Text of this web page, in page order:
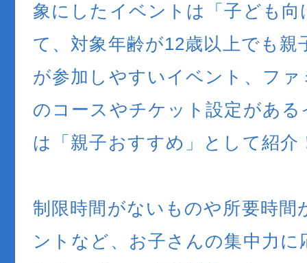
象にしたイベントは「子ども向
て、対象年齢が12歳以上でも親
が参加しやすいイベント、ファ
のコースやチケット設定があ
は「親子おすすめ」として紹介
制限時間がないものや所要時間
ントなど、お子さんの集中力に